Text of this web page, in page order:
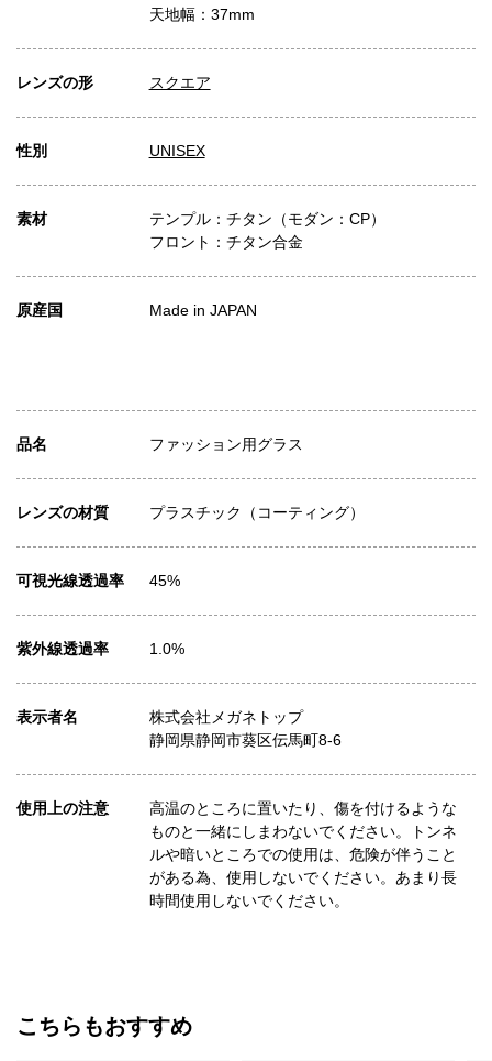
天地幅：37mm
レンズの形 スクエア
性別 UNISEX
素材
テンプル：チタン（モダン：CP）
フロント：チタン合金
原産国 Made in JAPAN
品名 ファッション用グラス
レンズの材質 プラスチック（コーティング）
可視光線透過率 45%
紫外線透過率 1.0%
表示者名
株式会社メガネトップ
静岡県静岡市葵区伝馬町8-6
使用上の注意
高温のところに置いたり、傷を付けるような
ものと一緒にしまわないでください。トンネ
ルや暗いところでの使用は、危険が伴うこと
がある為、使用しないでください。あまり長
時間使用しないでください。
こちらもおすすめ